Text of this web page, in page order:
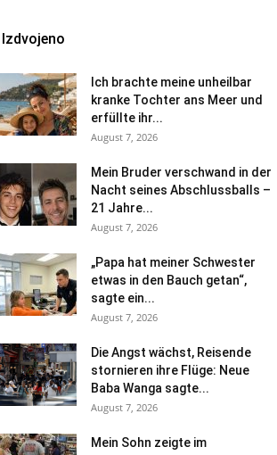
Izdvojeno
Ich brachte meine unheilbar
kranke Tochter ans Meer und
erfüllte ihr...
August 7, 2026
Mein Bruder verschwand in der
Nacht seines Abschlussballs –
21 Jahre...
August 7, 2026
„Papa hat meiner Schwester
etwas in den Bauch getan“,
sagte ein...
August 7, 2026
Die Angst wächst, Reisende
stornieren ihre Flüge: Neue
Baba Wanga sagte...
August 7, 2026
Mein Sohn zeigte im